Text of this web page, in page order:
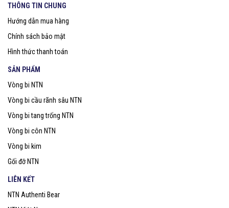
THÔNG TIN CHUNG
Hướng dẫn mua hàng
Chính sách bảo mật
Hình thức thanh toán
SẢN PHẨM
Vòng bi NTN
Vòng bi cầu rãnh sâu NTN
Vòng bi tang trống NTN
Vòng bi côn NTN
Vòng bi kim
Gối đỡ NTN
LIÊN KẾT
NTN Authenti Bear